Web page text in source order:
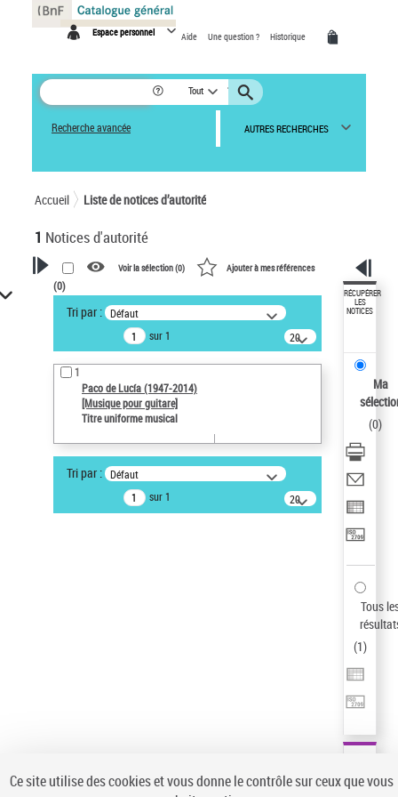
Espace personnel Aide Une question ? Historique
Tout
Recherche avancée AUTRES RECHERCHES
Accueil Liste de notices d’autorité
1 Notices d'autorité
VOTRE RECHERCHE
Recherche avancée dans les
notices d’autorité
Œuvres liées à l'auteur :
Paco de Lucía (1947-2014)
Type de notice d'autorité
Œuvre
Auteur d’œuvre
Voir la sélection (0) Ajouter à mes références
(0)
Tri par : Défaut
sur 1
20
résultats/page
1
Paco de Lucía (1947-2014)
[Musique pour guitare]
Titre uniforme musical
Tri par : Défaut
sur 1
20
résultats/page
RÉCUPÉRER
LES
NOTICES
Ma
(0)
Tous
(1)
Panneau de gestion des cookies
Ce site utilise des cookies et vous donne le contrôle sur ceux que vous